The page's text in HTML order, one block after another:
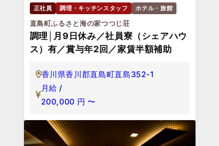
正社員 調理・キッチンスタッフ ホテル・旅館
直島町ふるさと海の家つつじ荘
調理│月9日休み／社員寮（シェアハウ
ス）有／賞与年2回／家賃半額補助
香川県香川郡直島町直島352-1
月給 /
200,000 円 〜